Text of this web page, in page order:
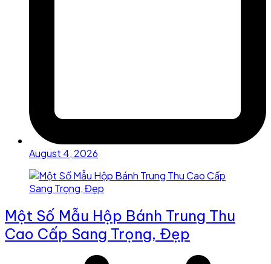
August 4, 2026
Một Số Mẫu Hộp Bánh Trung Thu
Cao Cấp Sang Trọng, Đẹp